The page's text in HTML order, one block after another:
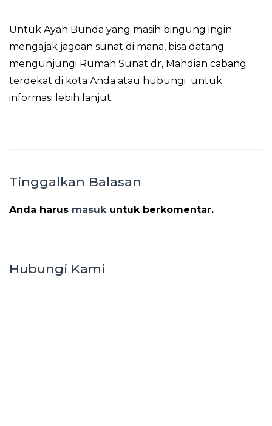
Untuk Ayah Bunda yang masih bingung ingin
mengajak jagoan sunat di mana, bisa datang
mengunjungi Rumah Sunat dr, Mahdian cabang
terdekat di kota Anda atau hubungi untuk
informasi lebih lanjut.
Tinggalkan Balasan
Anda harus masukuntuk berkomentar.
Hubungi Kami